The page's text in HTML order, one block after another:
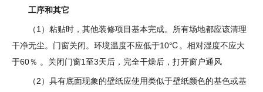
工序和其它
（1）粘贴时，其他装修项目基本完成。所有场地都应该清理
干净无尘。门窗关闭。环境温度不应低于10℃。相对湿度不应大
于60％ 。关闭门窗1至3天后，完全干燥后，打开窗户通风
（2）具有底面现象的壁纸应使用类似于壁纸颜色的基色或基